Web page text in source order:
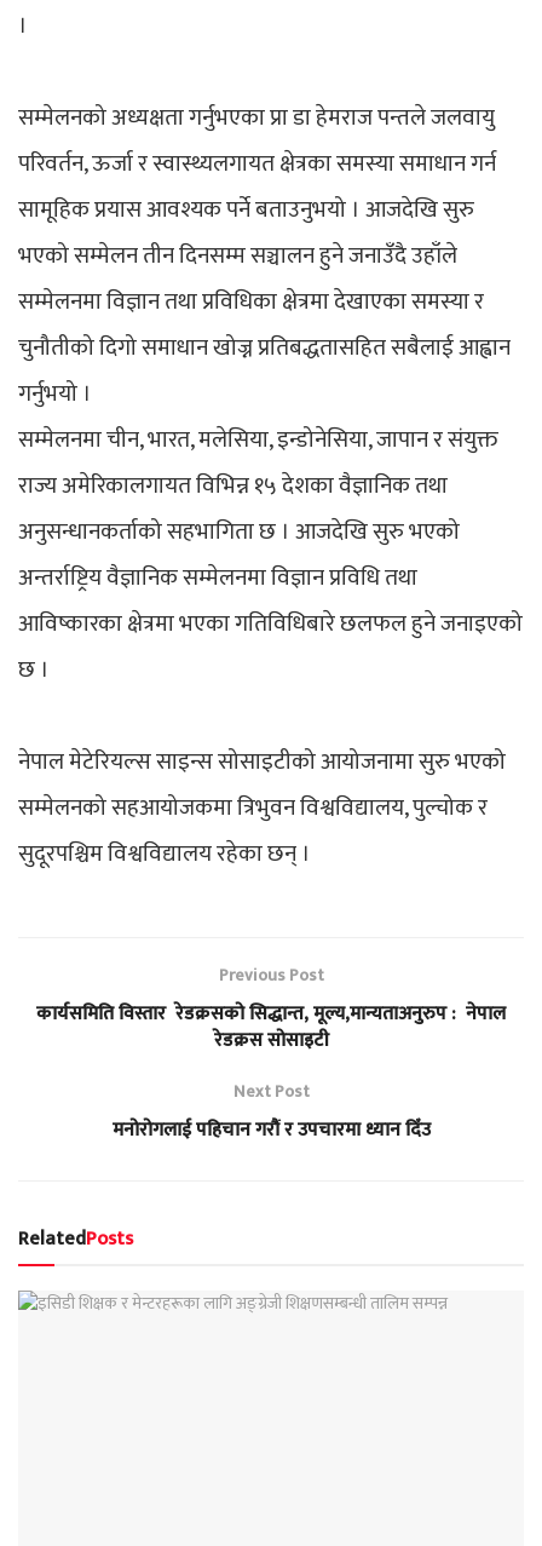
।
सम्मेलनको अध्यक्षता गर्नुभएका प्रा डा हेमराज पन्तले जलवायु
परिवर्तन, ऊर्जा र स्वास्थ्यलगायत क्षेत्रका समस्या समाधान गर्न
सामूहिक प्रयास आवश्यक पर्ने बताउनुभयो । आजदेखि सुरु
भएको सम्मेलन तीन दिनसम्म सञ्चालन हुने जनाउँदै उहाँले
सम्मेलनमा विज्ञान तथा प्रविधिका क्षेत्रमा देखाएका समस्या र
चुनौतीको दिगो समाधान खोज्न प्रतिबद्धतासहित सबैलाई आह्वान
गर्नुभयो ।
सम्मेलनमा चीन, भारत, मलेसिया, इन्डोनेसिया, जापान र संयुक्त
राज्य अमेरिकालगायत विभिन्न १५ देशका वैज्ञानिक तथा
अनुसन्धानकर्ताको सहभागिता छ । आजदेखि सुरु भएको
अन्तर्राष्ट्रिय वैज्ञानिक सम्मेलनमा विज्ञान प्रविधि तथा
आविष्कारका क्षेत्रमा भएका गतिविधिबारे छलफल हुने जनाइएको
छ ।
नेपाल मेटेरियल्स साइन्स सोसाइटीको आयोजनामा सुरु भएको
सम्मेलनको सहआयोजकमा त्रिभुवन विश्वविद्यालय, पुल्चोक र
सुदूरपश्चिम विश्वविद्यालय रहेका छन् ।
Previous Post
कार्यसमिति विस्तार रेडक्रसको सिद्धान्त, मूल्य,मान्यताअनुरुप : नेपाल
रेडक्रस सोसाइटी
Next Post
मनोरोगलाई पहिचान गरौं र उपचारमा ध्यान दिँउ
RelatedPosts